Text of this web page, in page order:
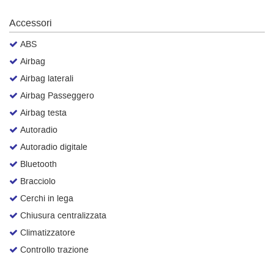
Accessori
ABS
Airbag
Airbag laterali
Airbag Passeggero
Airbag testa
Autoradio
Autoradio digitale
Bluetooth
Bracciolo
Cerchi in lega
Chiusura centralizzata
Climatizzatore
Controllo trazione
policy
Salva
le
impostazioni